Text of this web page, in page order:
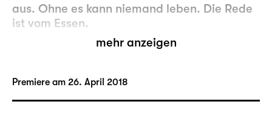
aus. Ohne es kann niemand leben. Die Rede
ist vom Essen.
Im fünften Jahr seines Bestehens widmet sich
theaterbegeisterten Leipzigerinnen und
mehr anzeigen
Premiere am 26. April 2018